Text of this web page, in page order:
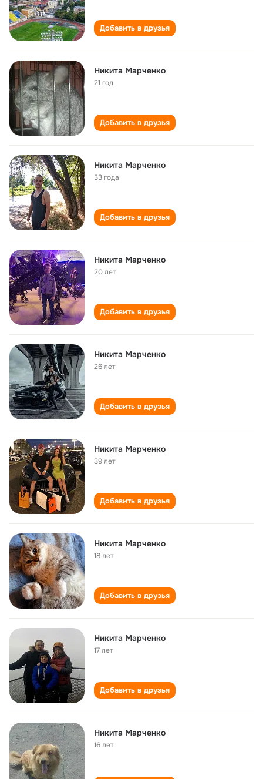
Добавить в друзья
Никита Марченко
21 год
Добавить в друзья
Никита Марченко
33 года
Добавить в друзья
Никита Марченко
20 лет
Добавить в друзья
Никита Марченко
26 лет
Добавить в друзья
Никита Марченко
39 лет
Добавить в друзья
Никита Марченко
18 лет
Добавить в друзья
Никита Марченко
17 лет
Добавить в друзья
Никита Марченко
16 лет